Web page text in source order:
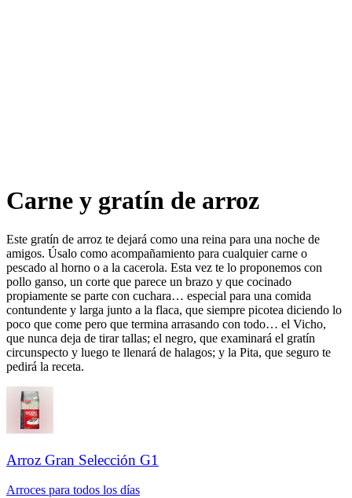
Carne y gratín de arroz​​​​‌ ‍ ​‍​‍‌‍ ‌ ​‍‌‍‍‌‌‍‌ ‌‍‍‌‌‍ ‍​‍​‍​ ‍‍​‍​‍‌ ​ ‌‍​‌‌‍ ‍‌‍‍‌‌ ‌​‌ ‍‌​‍ ‍‌‍‍‌‌‍ ​‍​‍​‍ ​​‍​‍‌‍‍​‌ ​‍‌‍‌‌‌‍‌‍​‍​‍​ ‍‍​‍​‍‌‍‍​‌ ‌​‌ ‌​‌ ​​‌ ​ ​ ‍‍​‍ ​‍ ‌ ‌​‌ ‌‌‌‍​ ‌‍​‌‌ ​​‌‍‌‌‌‍ ​​‍ ‍‌ ​ ‌‍​‌‌‍ ‍‌‍‍‌‌ ‌​‌ ‍‌​‍ ‍‌ ​ ‌ ‌​‌ ‌‌‌‍‌​‌‍‍‌‌‍ ​‍ ‌‍‍‌‌‍ ‍‌ ‌​‌‍‌‌‌‍ ‍‌ ‌​​‍ ‌‍‌‌‌‍‌​‌‍‍‌‌ ‌​​‍ ‌‍ ‌‌‍ ‌‍‌​‌‍‌‌​ ‌‌ ​​‌ ​‍‌‍‌‌‌ ​ ‌‍‌‌‌‍ ‍‌ ‌​‌‍​‌‌ ‌​‌‍‍‌‌‍ ‌‍ ‍​ ‍ ‌‍‍‌‌‍‌​​ ‌‌ ​‍‌‍‌‌‌‍​ ‌‍‍‌‌ ​​‌‍‌‌​‍ ‌​ ‌ ​ ‌ ​ ‌‍​ ‍​​ ‍ ‌ ‌​‌ ‍‌‌ ​​‌‍‌‌​ ‌‌ ​‍‌‍‌‌‌‍​ ‌‍‍‌‌ ​​‌‍‌‌​ ‍ ‌ ​​‌‍​‌‌ ‌​‌‍‍​​ ‌‌ ‌​‌‍‍‌‌ ‌​‌‍ ​‌‍‌‌​ ‌‍​‍‌‍​‌‌ ​ ‌‍‌‌‌‌‌‌‌ ​‍‌‍ ​​ ‌‌‍‍​‌ ‌​‌ ‌​‌ ​​‌ ​ ​‍‌‌​ ​ ‌​​‌​‍‌‌​ ​‍‌​‌‍​‍‌‌​ ​‍‌​‌‍‌ ‌​‌ ‌‌‌‍​ ‌‍​‌‌ ​​‌‍‌‌‌‍ ​​‍ ‍‌ ​ ‌‍​‌‌‍ ‍‌‍‍‌‌ ‌​‌ ‍‌​‍ ‍‌ ​ ‌ ‌​‌ ‌‌‌‍‌​‌‍‍‌‌‍ ​‍‌‍‌‍‍‌‌‍‌​​ ‌‌ ​‍‌‍‌‌‌‍​ ‌‍‍‌‌ ​​‌‍‌‌​‍ ‌​ ‌ ​ ‌ ​ ‌‍​ ‍​​‍‌‍‌ ‌​‌ ‍‌‌ ​​‌‍‌‌​ ‌‌ ​‍‌‍‌‌‌‍​ ‌‍‍‌‌ ​​‌‍‌‌​‍‌‍‌ ​​‌‍​‌‌ ‌​‌‍‍​​ ‌‌ ‌​‌‍‍‌‌ ‌​‌‍ ​‌‍‌‌​‍‌‍‌ ​​‌‍‌‌‌ ​‍‌ ​ ‌ ​​‌‍‌‌‌‍​ ‌ ‌​‌‍‍‌‌ ‌‍‌‍‌‌​ ‌‌ ​​‌ ‌‌‌‍​‍‌‍ ​‌‍‍‌‌ ​ ‌‍‍​‌‍‌‌‌‍‌​​‍​‍‌ ‌
Este gratín de arroz te dejará como una reina para una noche de
amigos. Úsalo como acompañamiento para cualquier carne o
pescado al horno o a la cacerola. Esta vez te lo proponemos con
pollo ganso, un corte que parece un brazo y que cocinado
propiamente se parte con cuchara… especial para una comida
contundente y larga junto a la flaca, que siempre picotea diciendo lo
poco que come pero que termina arrasando con todo… el Vicho,
que nunca deja de tirar tallas; el negro, que examinará el gratín
circunspecto y luego te llenará de halagos; y la Pita, que seguro te
pedirá la receta.​​​​‌ ‍ ​‍​‍‌‍ ‌ ​‍‌‍‍‌‌‍‌ ‌‍‍‌‌‍ ‍​‍​‍​ ‍‍​‍​‍‌ ​ ‌‍​‌‌‍ ‍‌‍‍‌‌ ‌​‌ ‍‌​‍ ‍‌‍‍‌‌‍ ​‍​‍​‍ ​​‍​‍‌‍‍​‌ ​‍‌‍‌‌‌‍‌‍​‍​‍​ ‍‍​‍​‍‌‍‍​‌ ‌​‌ ‌​‌ ​​‌ ​ ​ ‍‍​‍ ​‍ ‌ ‌​‌ ‌‌‌‍​ ‌‍​‌‌ ​​‌‍‌‌‌‍ ​​‍ ‍‌ ​ ‌‍​‌‌‍ ‍‌‍‍‌‌ ‌​‌ ‍‌​‍ ‍‌ ​ ‌ ‌​‌ ‌‌‌‍‌​‌‍‍‌‌‍ ​‍ ‌‍‍‌‌‍ ‍‌ ‌​‌‍‌‌‌‍ ‍‌ ‌​​‍ ‌‍‌‌‌‍‌​‌‍‍‌‌ ‌​​‍ ‌‍ ‌‌‍ ‌‍‌​‌‍‌‌​ ‌‌ ​​‌ ​‍‌‍‌‌‌ ​ ‌‍‌‌‌‍ ‍‌ ‌​‌‍​‌‌ ‌​‌‍‍‌‌‍ ‌‍ ‍​ ‍ ‌‍‍‌‌‍‌​​ ‌‌ ​‍‌‍‌‌‌‍​ ‌‍‍‌‌ ​​‌‍‌‌​‍ ‌​ ‌ ​ ‌ ​ ‌‍​ ‍​​ ‍ ‌ ‌​‌ ‍‌‌ ​​‌‍‌‌​ ‌‌ ​‍‌‍‌‌‌‍​ ‌‍‍‌‌ ​​‌‍‌‌​ ‍ ‌ ​​‌‍​‌‌ ‌​‌‍‍​​ ‌‌‍‌​‌‍‌‌‌ ​ ‌‍​ ‌ ​‍‌‍‍‌‌ ​​‌ ‌​‌‍‍‌‌‍ ‌‍ ‍​‍‌‌​ ‌‌‌​​‍‌‌ ‌‍‍ ‌‍‌‌‌ ‍‌​‍‌‌​ ​ ‌​‌​​‍‌‌​ ​ ‌​‌​​‍‌‌​ ​‍​ ​‍‌‍‌‍‌‍‌‍​ ‌‌​ ​‌​ ‌‌​ ​‌​ ​‌‌‍‌​​ ​​​ ‌‍‌‍​‌‌‍‌‍​‍‌‌​ ​‍​ ​‍​‍‌‌​ ‌‌‌​‌​​‍ ‍‌‍​ ‌‍‍​‌‍‍‌‌‍ ​‌‍‌​‌ ​‍‌‍‌‌‌‍ ‍​‍‌‌​ ‌‌‌​​‍‌‌ ‌‍‍ ‌‍‌‌‌ ‍‌​‍‌‌​ ​ ‌​‌​​‍‌‌​ ​ ‌​‌​​‍‌‌​ ​‍​ ​‍​ ​‌​ ​​​ ​​​ ​ ​ ‌ ​ ‍‌‌‍​‍​ ‌‌​ ‍​‌‍‌‌​ ‌​​ ‍​​‍‌‌​ ​‍​ ​‍​‍‌‌​ ‌‌‌​‌​​‍ ‍‌ ‌​‌‍‌‌‌ ‍​‌ ‌​​ ‌‍​‍‌‍​‌‌ ​ ‌‍‌‌‌‌‌‌‌ ​‍‌‍ ​​ ‌‌‍‍​‌ ‌​‌ ‌​‌ ​​‌ ​ ​‍‌‌​ ​ ‌​​‌​‍‌‌​ ​‍‌​‌‍​‍‌‌​ ​‍‌​‌‍‌ ‌​‌ ‌‌‌‍​ ‌‍​‌‌ ​​‌‍‌‌‌‍ ​​‍ ‍‌ ​ ‌‍​‌‌‍ ‍‌‍‍‌‌ ‌​‌ ‍‌​‍ ‍‌ ​ ‌ ‌​‌ ‌‌‌‍‌​‌‍‍‌‌‍ ​‍‌‍‌‍‍‌‌‍‌​​ ‌‌ ​‍‌‍‌‌‌‍​ ‌‍‍‌‌ ​​‌‍‌‌​‍ ‌​ ‌ ​ ‌ ​ ‌‍​ ‍​​‍‌‍‌ ‌​‌ ‍‌‌ ​​‌‍‌‌​ ‌‌ ​‍‌‍‌‌‌‍​ ‌‍‍‌‌ ​​‌‍‌‌​‍‌‍‌ ​​‌‍​‌‌ ‌​‌‍‍​​ ‌‌‍‌​‌‍‌‌‌ ​ ‌‍​ ‌ ​‍‌‍‍‌‌ ​​‌ ‌​‌‍‍‌‌‍ ‌‍ ‍​‍‌‌​ ‌‌‌​​‍‌‌ ‌‍‍ ‌‍‌‌‌ ‍‌​‍‌‌​ ​ ‌​‌​​‍‌‌​ ​ ‌​‌​​‍‌‌​ ​‍​ ​‍‌‍‌‍‌‍‌‍​ ‌‌​ ​‌​ ‌‌​ ​‌​ ​‌‌‍‌​​ ​​​ ‌‍‌‍​‌‌‍‌‍​‍‌‌​ ​‍​ ​‍​‍‌‌​ ‌‌‌​‌​​‍ ‍‌‍​ ‌‍‍​‌‍‍‌‌‍ ​‌‍‌​‌ ​‍‌‍‌‌‌‍ ‍​‍‌‌​ ‌‌‌​​‍‌‌ ‌‍‍ ‌‍‌‌‌ ‍‌​‍‌‌​ ​ ‌​‌​​‍‌‌​ ​ ‌​‌​​‍‌‌​ ​‍​ ​‍​ ​‌​ ​​​ ​​​ ​ ​ ‌ ​ ‍‌‌‍​‍​ ‌‌​ ‍​‌‍‌‌​ ‌​​ ‍​​‍‌‌​ ​‍​ ​‍​‍‌‌​ ‌‌‌​‌​​‍ ‍‌ ‌​‌‍‌‌‌ ‍​‌ ‌​​‍‌‍‌ ​​‌‍‌‌‌ ​‍‌ ​ ‌ ​​‌‍‌‌‌‍​ ‌ ‌​‌‍‍‌‌ ‌‍‌‍‌‌​ ‌‌ ​​‌ ‌‌‌‍​‍‌‍ ​‌‍‍‌‌ ​ ‌‍‍​‌‍‌‌‌‍‌​​‍​‍‌ ‌
Arroz Gran Selección G1​​​​‌ ‍ ​‍​‍‌‍ ‌ ​‍‌‍‍‌‌‍‌ ‌‍‍‌‌‍ ‍​‍​‍​ ‍‍​‍​‍‌ ​ ‌‍​‌‌‍ ‍‌‍‍‌‌ ‌​‌ ‍‌​‍ ‍‌‍‍‌‌‍ ​‍​‍​‍ ​​‍​‍‌‍‍​‌ ​‍‌‍‌‌‌‍‌‍​‍​‍​ ‍‍​‍​‍‌‍‍​‌ ‌​‌ ‌​‌ ​​‌ ​ ​ ‍‍​‍ ​‍ ‌ ‌​‌ ‌‌‌‍​ ‌‍​‌‌ ​​‌‍‌‌‌‍ ​​‍ ‍‌ ​ ‌‍​‌‌‍ ‍‌‍‍‌‌ ‌​‌ ‍‌​‍ ‍‌ ​ ‌ ‌​‌ ‌‌‌‍‌​‌‍‍‌‌‍ ​‍ ‌‍‍‌‌‍ ‍‌ ‌​‌‍‌‌‌‍ ‍‌ ‌​​‍ ‌‍‌‌‌‍‌​‌‍‍‌‌ ‌​​‍ ‌‍ ‌‌‍ ‌‍‌​‌‍‌‌​ ‌‌ ​​‌ ​‍‌‍‌‌‌ ​ ‌‍‌‌‌‍ ‍‌ ‌​‌‍​‌‌ ‌​‌‍‍‌‌‍ ‌‍ ‍​ ‍ ‌‍‍‌‌‍‌​​ ‌‌‍‌‍​ ​​‌‍‌‌​ ​‍‌‍​‍​ ‍‌​ ‌‍​ ‍​​‍ ‌​ ‌‌​ ‌​​ ‌‍​ ​​​‍ ‌​ ‌​​ ‌ ​ ​ ​ ​ ​‍ ‌‌‍​‍‌‍‌‌​ ​‍​ ‌‌​‍ ‌​ ​‍​ ​​​ ​‍​ ​‌​ ‌ ​ ‌​‌‍​‌‌‍‌‍​ ‌ ‌‍‌​​ ​ ‌‍​ ​ ‍ ‌ ‌​‌ ‍‌‌ ​​‌‍‌‌​ ‌‌ ​​‌ ​‍‌‍ ‌‍‌​‌ ‌‌‌‍​ ‌ ‌​​ ‍ ‌ ​​‌‍​‌‌ ‌​‌‍‍​​ ‌‌ ‌​‌‍‍‌‌ ‌​‌‍ ​‌‍‌‌​ ‌‍​‍‌‍​‌‌ ​ ‌‍‌‌‌‌‌‌‌ ​‍‌‍ ​​ ‌‌‍‍​‌ ‌​‌ ‌​‌ ​​‌ ​ ​‍‌‌​ ​ ‌​​‌​‍‌‌​ ​‍‌​‌‍​‍‌‌​ ​‍‌​‌‍‌ ‌​‌ ‌‌‌‍​ ‌‍​‌‌ ​​‌‍‌‌‌‍ ​​‍ ‍‌ ​ ‌‍​‌‌‍ ‍‌‍‍‌‌ ‌​‌ ‍‌​‍ ‍‌ ​ ‌ ‌​‌ ‌‌‌‍‌​‌‍‍‌‌‍ ​‍‌‍‌‍‍‌‌‍‌​​ ‌‌‍‌‍​ ​​‌‍‌‌​ ​‍‌‍​‍​ ‍‌​ ‌‍​ ‍​​‍ ‌​ ‌‌​ ‌​​ ‌‍​ ​​​‍ ‌​ ‌​​ ‌ ​ ​ ​ ​ ​‍ ‌‌‍​‍‌‍‌‌​ ​‍​ ‌‌​‍ ‌​ ​‍​ ​​​ ​‍​ ​‌​ ‌ ​ ‌​‌‍​‌‌‍‌‍​ ‌ ‌‍‌​​ ​ ‌‍​ ​‍‌‍‌ ‌​‌ ‍‌‌ ​​‌‍‌‌​ ‌‌ ​​‌ ​‍‌‍ ‌‍‌​‌ ‌‌‌‍​ ‌ ‌​​‍‌‍‌ ​​‌‍​‌‌ ‌​‌‍‍​​ ‌‌ ‌​‌‍‍‌‌ ‌​‌‍ ​‌‍‌‌​‍‌‍‌ ​​‌‍‌‌‌ ​‍‌ ​ ‌ ​​‌‍‌‌‌‍​ ‌ ‌​‌‍‍‌‌ ‌‍‌‍‌‌​ ‌‌ ​​‌ ‌‌‌‍​‍‌‍ ​‌‍‍‌‌ ​ ‌‍‍​‌‍‌‌‌‍‌​​‍​‍‌ ‌
Arroces para todos los días​​​​‌ ‍ ​‍​‍‌‍ ‌ ​‍‌‍‍‌‌‍‌ ‌‍‍‌‌‍ ‍​‍​‍​ ‍‍​‍​‍‌ ​ ‌‍​‌‌‍ ‍‌‍‍‌‌ ‌​‌ ‍‌​‍ ‍‌‍‍‌‌‍ ​‍​‍​‍ ​​‍​‍‌‍‍​‌ ​‍‌‍‌‌‌‍‌‍​‍​‍​ ‍‍​‍​‍‌‍‍​‌ ‌​‌ ‌​‌ ​​‌ ​ ​ ‍‍​‍ ​‍ ‌ ‌​‌ ‌‌‌‍​ ‌‍​‌‌ ​​‌‍‌‌‌‍ ​​‍ ‍‌ ​ ‌‍​‌‌‍ ‍‌‍‍‌‌ ‌​‌ ‍‌​‍ ‍‌ ​ ‌ ‌​‌ ‌‌‌‍‌​‌‍‍‌‌‍ ​‍ ‌‍‍‌‌‍ ‍‌ ‌​‌‍‌‌‌‍ ‍‌ ‌​​‍ ‌‍‌‌‌‍‌​‌‍‍‌‌ ‌​​‍ ‌‍ ‌‌‍ ‌‍‌​‌‍‌‌​ ‌‌ ​​‌ ​‍‌‍‌‌‌ ​ ‌‍‌‌‌‍ ‍‌ ‌​‌‍​‌‌ ‌​‌‍‍‌‌‍ ‌‍ ‍​ ‍ ‌‍‍‌‌‍‌​​ ‌​ ‍‌​ ​​​ ‌ ​ ‌‌‌‍​‍‌‍‌​‌‍​‌​ ‌​​‍ ‌​ ‌‌​ ‍‌​ ‌‌​ ​‌​‍ ‌​ ‌​‌‍‌‍​ ​‌‌‍​ ​‍ ‌‌‍​‍​ ‌‌‌‍​ ‌‍​‌​‍ ‌​ ‌​‌‍‌‍​ ‌ ​ ‍​‌‍​‌​ ‌​​ ‍​​ ‌‍‌‍‌​​ ‌‍​ ‌‌​ ‌‌​ ‍ ‌ ‌​‌ ‍‌‌ ​​‌‍‌‌​ ‌‌ ​​‌ ​‍‌‍ ‌‍‌​‌ ‌‌‌‍​ ‌ ‌​‌​​ ‌‍​‌‌ ‌​‌‍‌‌‌‍‌ ‌‍ ‌ ​‍‌ ‍‌​ ‍ ‌ ​​‌‍​‌‌ ‌​‌‍‍​​ ‌‌ ‌​‌‍‍‌‌ ‌​‌‍ ​‌‍‌‌​ ‌‍​‍‌‍​‌‌ ​ ‌‍‌‌‌‌‌‌‌ ​‍‌‍ ​​ ‌‌‍‍​‌ ‌​‌ ‌​‌ ​​‌ ​ ​‍‌‌​ ​ ‌​​‌​‍‌‌​ ​‍‌​‌‍​‍‌‌​ ​‍‌​‌‍‌ ‌​‌ ‌‌‌‍​ ‌‍​‌‌ ​​‌‍‌‌‌‍ ​​‍ ‍‌ ​ ‌‍​‌‌‍ ‍‌‍‍‌‌ ‌​‌ ‍‌​‍ ‍‌ ​ ‌ ‌​‌ ‌‌‌‍‌​‌‍‍‌‌‍ ​‍‌‍‌‍‍‌‌‍‌​​ ‌​ ‍‌​ ​​​ ‌ ​ ‌‌‌‍​‍‌‍‌​‌‍​‌​ ‌​​‍ ‌​ ‌‌​ ‍‌​ ‌‌​ ​‌​‍ ‌​ ‌​‌‍‌‍​ ​‌‌‍​ ​‍ ‌‌‍​‍​ ‌‌‌‍​ ‌‍​‌​‍ ‌​ ‌​‌‍‌‍​ ‌ ​ ‍​‌‍​‌​ ‌​​ ‍​​ ‌‍‌‍‌​​ ‌‍​ ‌‌​ ‌‌​‍‌‍‌ ‌​‌ ‍‌‌ ​​‌‍‌‌​ ‌‌ ​​‌ ​‍‌‍ ‌‍‌​‌ ‌‌‌‍​ ‌ ‌​‌​​ ‌‍​‌‌ ‌​‌‍‌‌‌‍‌ ‌‍ ‌ ​‍‌ ‍‌​‍‌‍‌ ​​‌‍​‌‌ ‌​‌‍‍​​ ‌‌ ‌​‌‍‍‌‌ ‌​‌‍ ​‌‍‌‌​‍‌‍‌ ​​‌‍‌‌‌ ​‍‌ ​ ‌ ​​‌‍‌‌‌‍​ ‌ ‌​‌‍‍‌‌ ‌‍‌‍‌‌​ ‌‌ ​​‌ ‌‌‌‍​‍‌‍ ​‌‍‍‌‌ ​ ‌‍‍​‌‍‌‌‌‍‌​​‍​‍‌ ‌